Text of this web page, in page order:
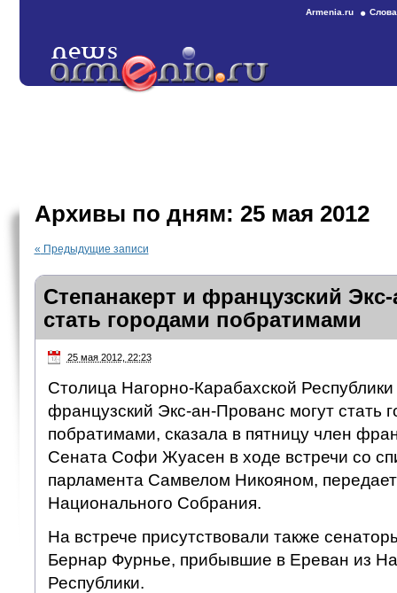
Armenia.ru
Архивы по дням: 25 мая 2012
« Предыдущие записи
Степанакерт и французский
стать городами побратимами
25 мая 2012, 22:23
Столица Нагорно-Карабахской
французский Экс-ан-Прованс могут стать
побратимами, сказала в пятницу член
Сената Софи Жуасен в ходе встречи со
парламента Самвелом Никояном,
Национального Собрания.
На встрече присутствовали также
Бернар Фурнье, прибывшие в Ереван из
Республики.